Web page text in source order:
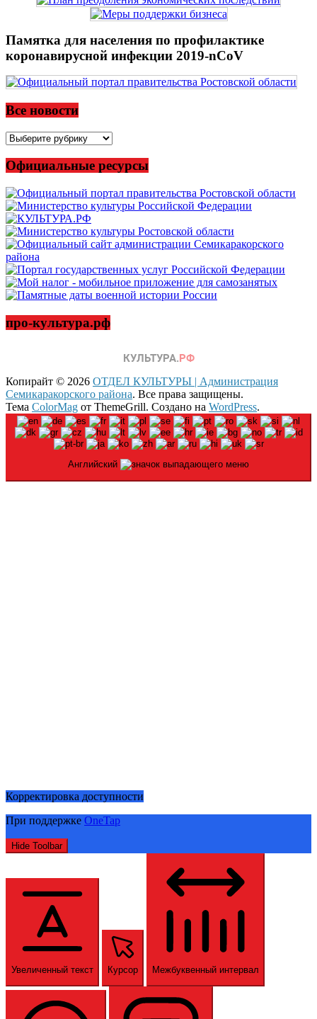
Памятка для населения по профилактике
коронавирусной инфекции 2019-nCoV
Все новости
Все
Официальные ресурсы
про-культура.рф
Копирайт © 2026 ОТДЕЛ КУЛЬТУРЫ | Администрация
Семикаракорского района. Все права защищены.
Тема ColorMag от ThemeGrill. Создано на WordPress.
Английский
Корректировка доступности
При поддержке OneTap
Hide Toolbar
Увеличенный текст Курсор Межбуквенный интервал